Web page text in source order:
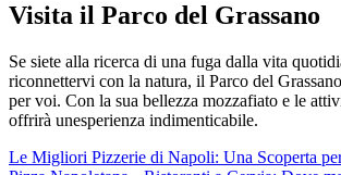
Visita il Parco del Grassano
Se siete alla ricerca di una fuga dalla vita
riconnettervi con la natura, il Parco del
per voi. Con la sua bellezza mozzafiato e le
offrirà unesperienza indimenticabile.
Le Migliori Pizzerie di Napoli: Una Scoperta